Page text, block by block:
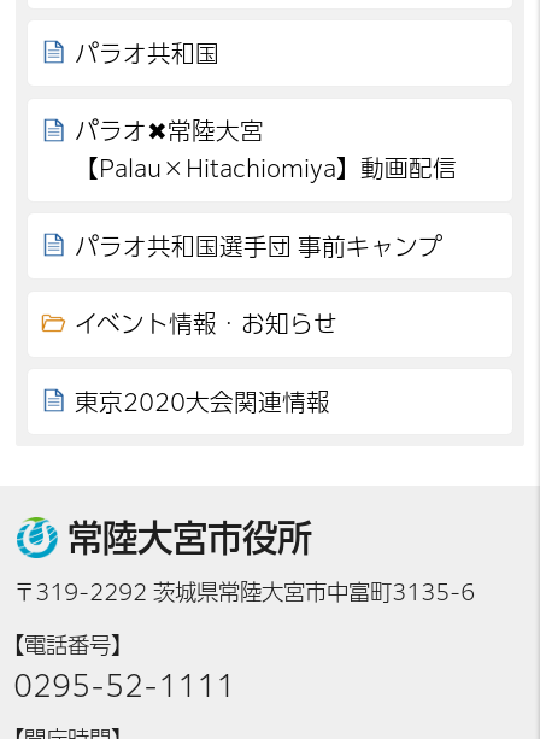
パラオ共和国
パラオ✖常陸大宮
【Palau×Hitachiomiya】動画配信
パラオ共和国選手団 事前キャンプ
イベント情報・お知らせ
東京2020大会関連情報
常陸大宮市役所
〒319-2292 茨城県常陸大宮市中富町3135-6
【電話番号】
0295-52-1111